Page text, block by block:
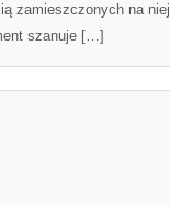
zamieszczonych na niej
szanuje […]